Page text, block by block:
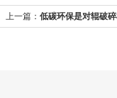
上一篇： 低碳环保是对辊破